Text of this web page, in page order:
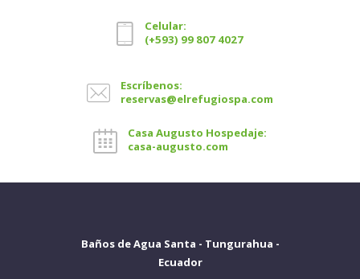
Celular:
(+593) 99 807 4027
Escríbenos:
reservas@elrefugiospa.com
Casa Augusto Hospedaje:
casa-augusto.com
Baños de Agua Santa - Tungurahua -
Ecuador